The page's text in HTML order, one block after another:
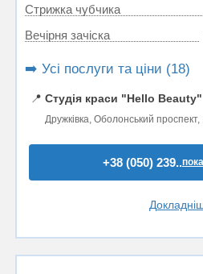
Стрижка чубчика
Вечірня зачіска
➡️ Усі послуги та ціни (18)
📍 Студія краси "Hello Beauty"
Дружківка, Оболонський
+38 (050) 239..